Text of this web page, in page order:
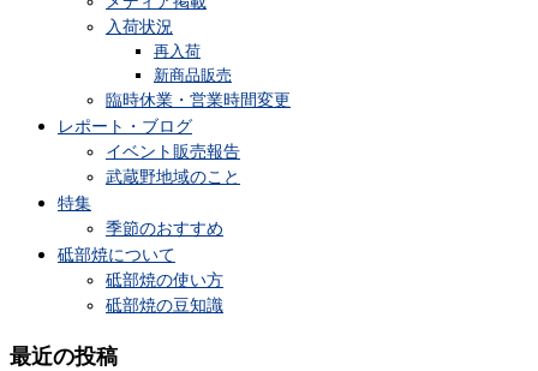
入荷状況
再入荷
新商品販売
臨時休業・営業時間変更
レポート・ブログ
イベント販売報告
武蔵野地域のこと
特集
季節のおすすめ
砥部焼について
砥部焼の使い方
砥部焼の豆知識
最近の投稿